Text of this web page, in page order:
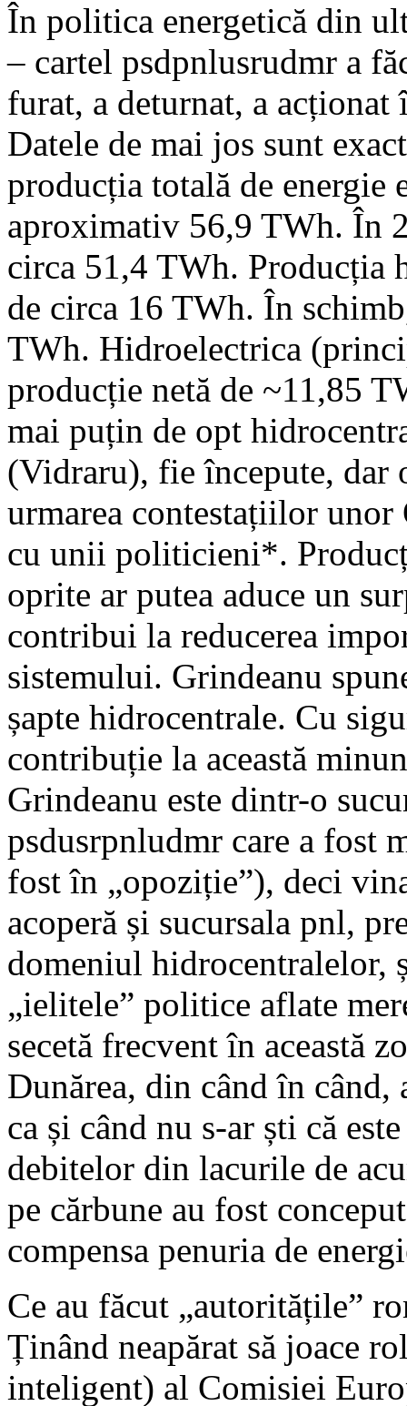
În politica energetică din
– cartel psdpnlusrudmr a
furat, a deturnat, a
Datele de mai jos sunt
producția totală de energie
aproximativ 56,9 TWh. În
circa 51,4 TWh. Producția
de circa 16 TWh. În
TWh. Hidroelectrica
producție netă de ~11,85
mai puțin de opt
(Vidraru), fie începute,
urmarea contestațiilor
cu unii politicieni*.
oprite ar putea aduce un
contribui la reducerea
sistemului. Grindeanu
șapte hidrocentrale. Cu
contribuție la această
Grindeanu este dintr-o
psdusrpnludmr care a fost
fost în „opoziție”), deci
acoperă și sucursala pnl,
domeniul hidrocentralelor,
„ielitele” politice aflate
secetă frecvent în această
Dunărea, din când în
ca și când nu s-ar ști că
debitelor din lacurile de
pe cărbune au fost
compensa penuria de
Ce au făcut „autoritățile”
Ținând neapărat să joace
inteligent) al Comisiei